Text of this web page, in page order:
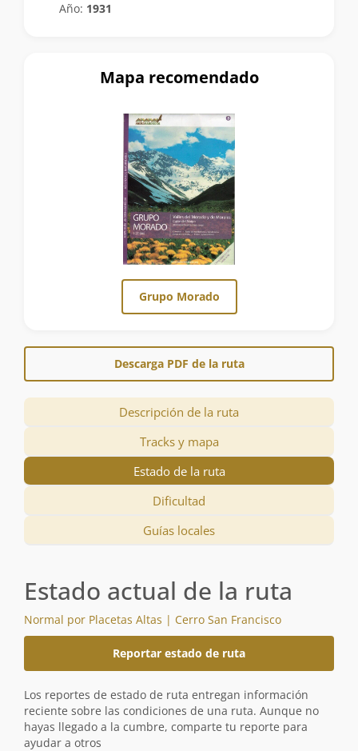
Año: 1931
Mapa recomendado
Grupo Morado
Descarga PDF de la ruta
Descripción de la ruta
Tracks y mapa
Estado de la ruta
Dificultad
Guías locales
Estado actual de la ruta
Normal por Placetas Altas | Cerro San Francisco
Reportar estado de ruta
Los reportes de estado de ruta entregan información
reciente sobre las condiciones de una ruta. Aunque no
hayas llegado a la cumbre, comparte tu reporte para
ayudar a otros